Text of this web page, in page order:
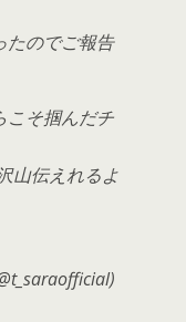
たのでご報告
こそ掴んだチ
山伝えれるよ